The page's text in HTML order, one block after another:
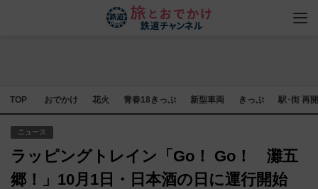
TOP おでかけ 花火 青春18きっぷ 新型車両 きっぷ 駅･街 再
ニュース
ラッピングトレイン「Go！ Go！ 灘五
郷！」10月1日・日本酒の日に運行開始